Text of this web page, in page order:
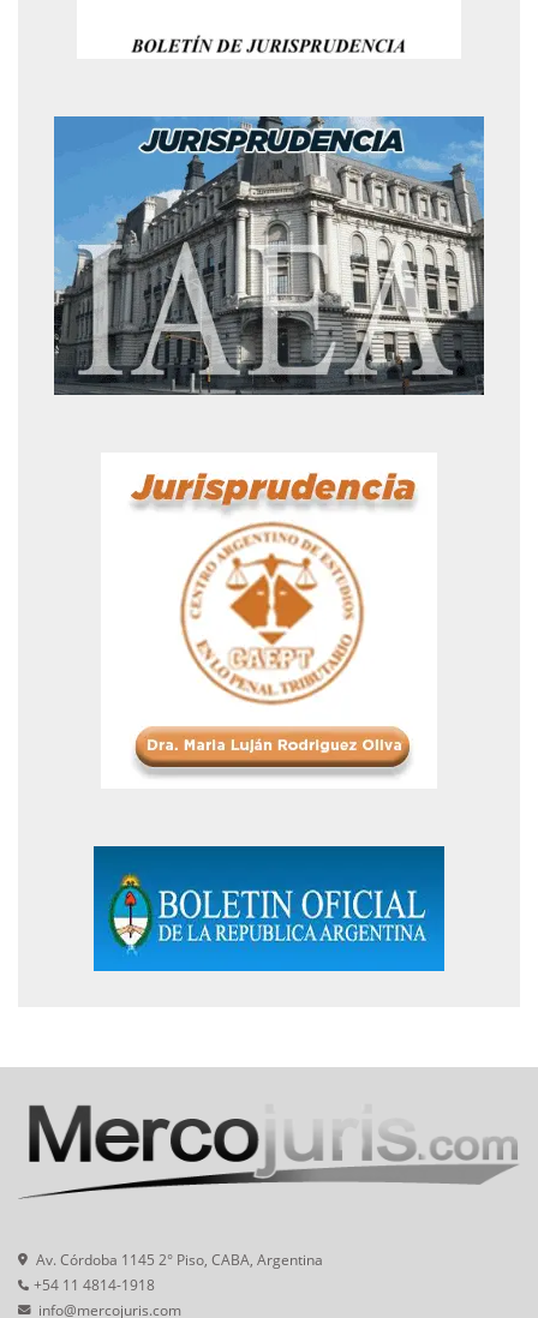
Av. Córdoba 1145 2° Piso, CABA, Argentina
+54 11 4814-1918
info@mercojuris.com